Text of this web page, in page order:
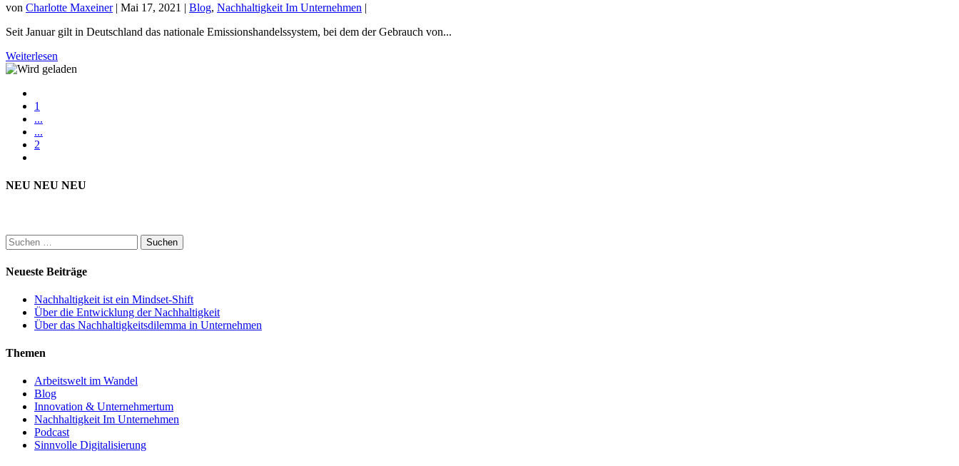
von Charlotte Maxeiner| Mai 17, 2021 | Blog, Nachhaltigkeit Im Unternehmen |
Seit Januar gilt in Deutschland das nationale Emissionshandelssystem, bei dem der Gebrauch von...
Weiterlesen
1
...
...
2
NEU NEU NEU
Suchen
nach:
Neueste Beiträge
Nachhaltigkeit ist ein Mindset-Shift
Über die Entwicklung der Nachhaltigkeit
Über das Nachhaltigkeitsdilemma in Unternehmen
Themen
Arbeitswelt im Wandel
Blog
Innovation & Unternehmertum
Nachhaltigkeit Im Unternehmen
Podcast
Sinnvolle Digitalisierung